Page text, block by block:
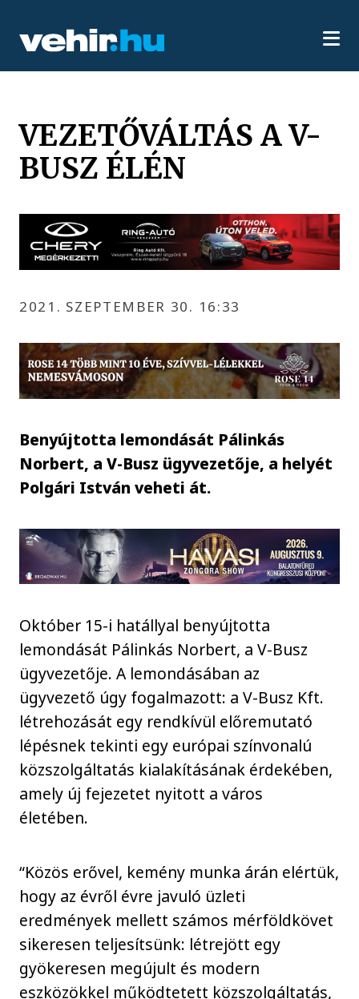
VEZETŐVÁLTÁS A V-
BUSZ ÉLÉN
2021. SZEPTEMBER 30. 16:33
Benyújtotta lemondását Pálinkás
Norbert, a V-Busz ügyvezetője, a helyét
Polgári István veheti át.
Október 15-i hatállyal benyújtotta
lemondását Pálinkás Norbert, a V-Busz
ügyvezetője. A lemondásában az
ügyvezető úgy fogalmazott: a V-Busz Kft.
létrehozását egy rendkívül előremutató
lépésnek tekinti egy európai színvonalú
közszolgáltatás kialakításának érdekében,
amely új fejezetet nyitott a város
életében.
“Közös erővel, kemény munka árán elértük,
hogy az évről évre javuló üzleti
eredmények mellett számos mérföldkövet
sikeresen teljesítsünk: létrejött egy
gyökeresen megújult és modern
eszközökkel működtetett közszolgáltatás,